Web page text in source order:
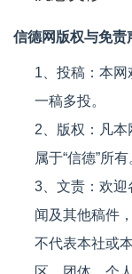
信德网版权与免责
1、投稿：本
一稿多投。
2、版权：凡本
属于“信德”所
3、文责：欢迎
闻及其他稿件
不代表本社或